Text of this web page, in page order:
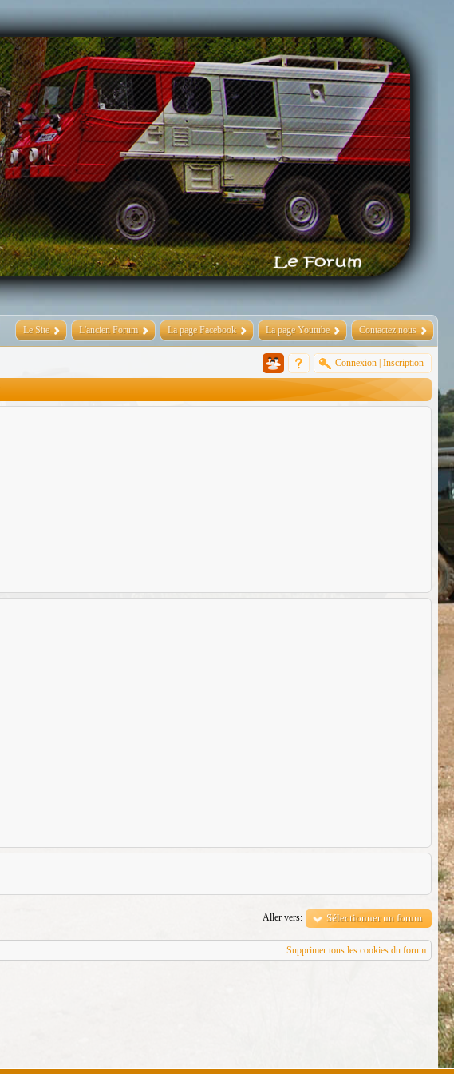
Le Site L'ancien Forum La page Facebook La page Youtube Contactez nous
Connexion | Inscription
Aller vers: Sélectionner un forum
Supprimer tous les cookies du forum